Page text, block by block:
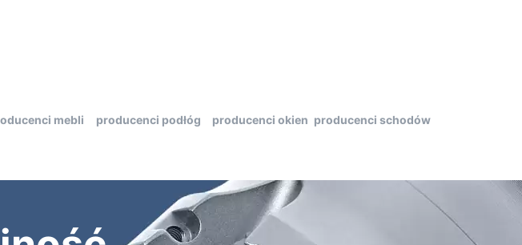
mebli producenci podłóg producenci okien producenci schodów